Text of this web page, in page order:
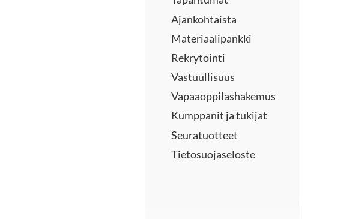
Ajankohtaista
Materiaalipankki
Rekrytointi
Vastuullisuus
Vapaaoppilashakemus
Kumppanit ja tukijat
Seuratuotteet
Tietosuojaseloste